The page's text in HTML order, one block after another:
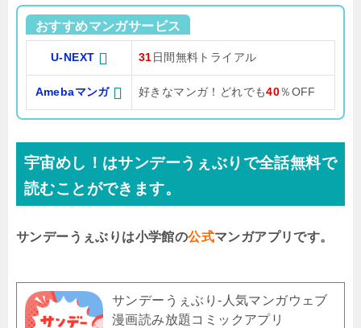
おすすめマンガサービス
U-NEXT 31 日間無料トライアル
Amebaマンガ 好きなマンガ！どれでも40％OFF
宇宙めし！はサンデーうぇぶりで全話無料で
読むことができます。
サンデーうぇぶりは小学館の公式マンガアプリです。
サンデーうぇぶり-人気マンガウェブ
漫画読み放題コミックアプリ